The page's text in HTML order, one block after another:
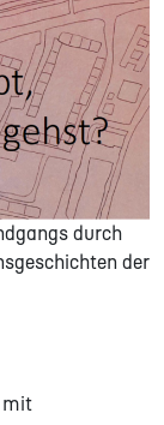
durch
der
mit